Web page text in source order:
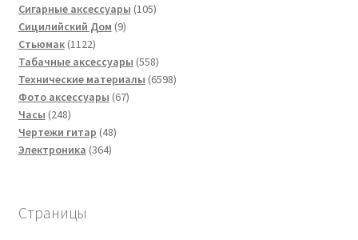
товаров
Сигарные аксессуары 105105
Сицилийский Дом 99
Стьюмак 11221122
товара
Табачные аксессуары 558558
товаров
Технические материалы 65986598
Фото аксессуары 6767
Часы 248248
товаров
Чертежи гитар 4848
Электроника 364364
Страницы